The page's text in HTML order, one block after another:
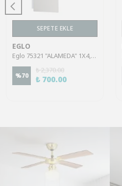
SEPETE EKLE
EGLO
Eglo 75321 "ALAMEDA" 1X4,5W Çelik Nikel Mat Sıva Üstü Spot
%70
₺ 2,370.00
₺ 700.00